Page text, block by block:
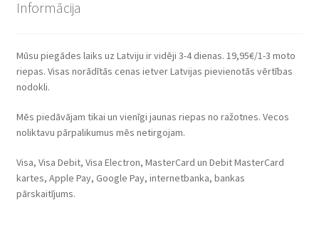
Informācija
Mūsu piegādes laiks uz Latviju ir vidēji 3-4 dienas. 19,95€/1-3 moto
riepas. Visas norādītās cenas ietver Latvijas pievienotās vērtības
nodokli.
Mēs piedāvājam tikai un vienīgi jaunas riepas no ražotnes. Vecos
noliktavu pārpalikumus mēs netirgojam.
Visa, Visa Debit, Visa Electron, MasterCard un Debit MasterCard
kartes, Apple Pay, Google Pay, internetbanka, bankas
pārskaitījums.